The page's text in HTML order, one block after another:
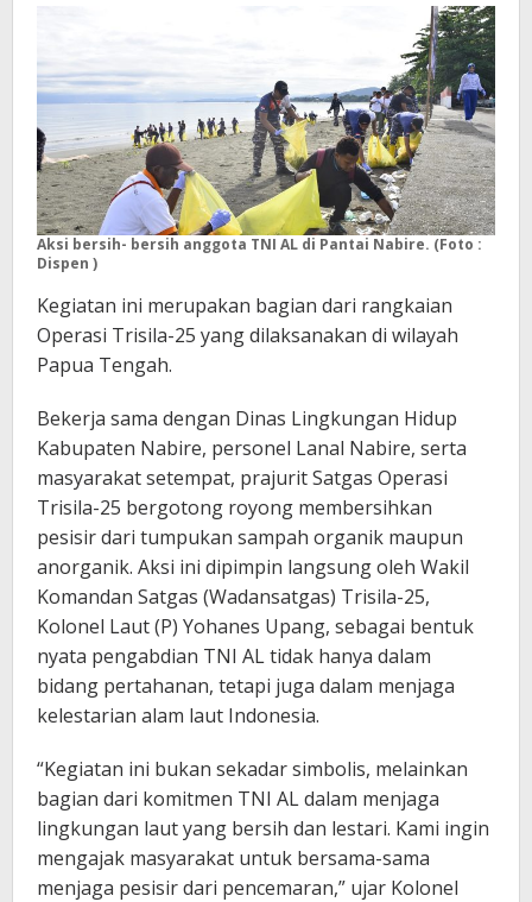
Aksi bersih- bersih anggota TNI AL di Pantai Nabire. (Foto :
Dispen )
Kegiatan ini merupakan bagian dari rangkaian
Operasi Trisila-25 yang dilaksanakan di wilayah
Papua Tengah.
Bekerja sama dengan Dinas Lingkungan Hidup
Kabupaten Nabire, personel Lanal Nabire, serta
masyarakat setempat, prajurit Satgas Operasi
Trisila-25 bergotong royong membersihkan
pesisir dari tumpukan sampah organik maupun
anorganik. Aksi ini dipimpin langsung oleh Wakil
Komandan Satgas (Wadansatgas) Trisila-25,
Kolonel Laut (P) Yohanes Upang, sebagai bentuk
nyata pengabdian TNI AL tidak hanya dalam
bidang pertahanan, tetapi juga dalam menjaga
kelestarian alam laut Indonesia.
“Kegiatan ini bukan sekadar simbolis, melainkan
bagian dari komitmen TNI AL dalam menjaga
lingkungan laut yang bersih dan lestari. Kami ingin
mengajak masyarakat untuk bersama-sama
menjaga pesisir dari pencemaran,” ujar Kolonel